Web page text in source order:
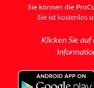
Sie können die
Sie ist kostenlos
Klicken Sie auf